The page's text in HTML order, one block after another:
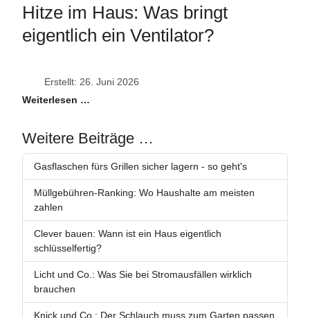
Hitze im Haus: Was bringt
eigentlich ein Ventilator?
Erstellt: 26. Juni 2026
Weiterlesen …
Weitere Beiträge …
Gasflaschen fürs Grillen sicher lagern - so geht's
Müllgebühren-Ranking: Wo Haushalte am meisten
zahlen
Clever bauen: Wann ist ein Haus eigentlich
schlüsselfertig?
Licht und Co.: Was Sie bei Stromausfällen wirklich
brauchen
Knick und Co.: Der Schlauch muss zum Garten passen